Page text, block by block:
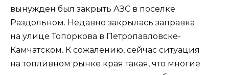
вынужден был закрыть АЗС в поселке
Раздольном. Недавно закрылась заправка
на улице Топоркова в Петропавловске-
Камчатском. К сожалению, сейчас ситуация
на топливном рынке края такая, что многие